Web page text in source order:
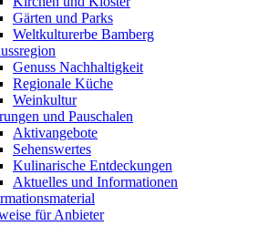
Gärten und Parks
Weltkulturerbe Bamberg
Genuss Nachhaltigkeit
Regionale Küche
Weinkultur
und Pauschalen
Aktivangebote
Sehenswertes
Kulinarische Entdeckungen
Aktuelles und Informationen
für Anbieter